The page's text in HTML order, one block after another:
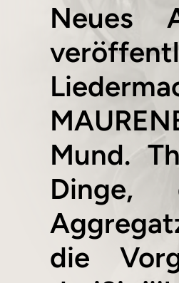
Neues
Mund.
Dinge,
die